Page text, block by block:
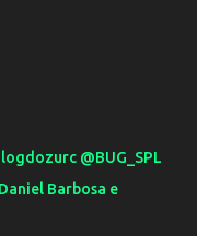
@BUG_SPL
Barbosa e